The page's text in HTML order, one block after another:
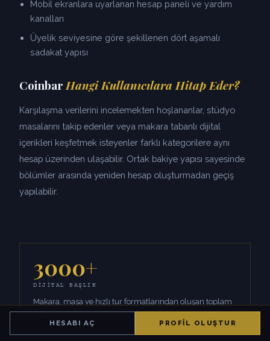
Mobil ekranlara uyarlanan hesap paneli ve yardım
kanalları
Üyelik seviyesine göre şekillenen dört aşamalı
sadakat yapısı
Coinbar Hangi Kullanıcılara Hitap Eder?
Karşılaşma verilerini incelemekten hoşlananlar, stüdyo
masalarını takip edenler veya makara tabanlı dijital
içerikleri keşfetmek isteyenler farklı kategorilere aynı
hesap üzerinden ulaşabilir. Ortak bakiye yapısı sayesinde
bölümler arasında yeniden hesap oluşturmadan geçiş
yapılabilir.
3000+
DIJITAL BAŞLIK
Makara, masa ve hızlı tur formatlarından oluşan toplam
koleksiyon.
HESABI AÇ PROFIL OLUŞTUR